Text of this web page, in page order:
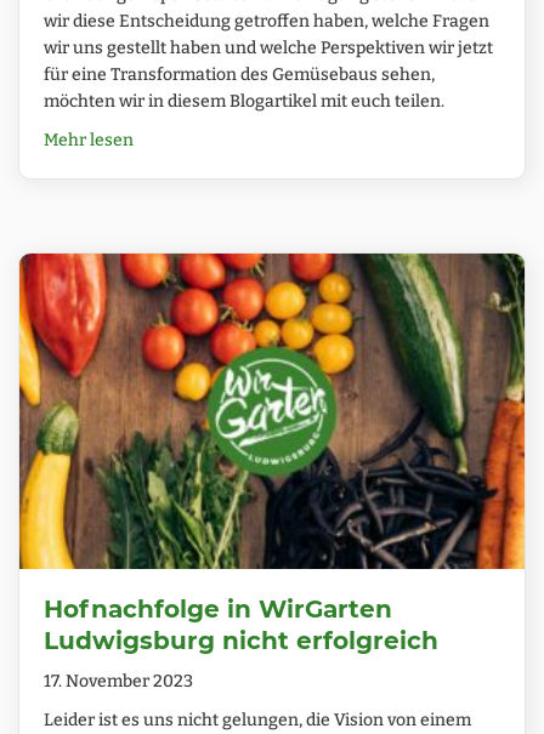
wir diese Entscheidung getroffen haben, welche Fragen
wir uns gestellt haben und welche Perspektiven wir jetzt
für eine Transformation des Gemüsebaus sehen,
möchten wir in diesem Blogartikel mit euch teilen.
Mehr lesen
Hofnachfolge in WirGarten
Ludwigsburg nicht erfolgreich
17. November 2023
Leider ist es uns nicht gelungen, die Vision von einem